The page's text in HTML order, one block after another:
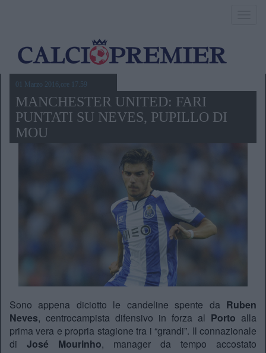
01 Marzo 2016,ore 17.59
MANCHESTER UNITED: FARI
PUNTATI SU NEVES, PUPILLO DI
MOU
Sono appena diciotto le candeline spente da Ruben
Neves, centrocampista difensivo in forza al Porto alla
prima vera e propria stagione tra i “grandi”. Il connazionale
di José Mourinho, manager da tempo accostato